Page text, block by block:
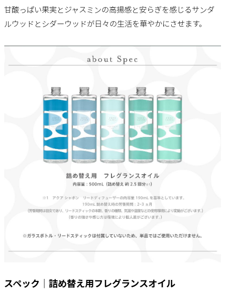
甘酸っぱい果実とジャスミンの高揚感と安らぎを感じるサンダ
ルウッドとシダーウッドが日々の生活を華やかにさせます。
スペック｜詰め替え用フレグランスオイル